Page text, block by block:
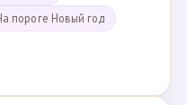
пороге Новый год